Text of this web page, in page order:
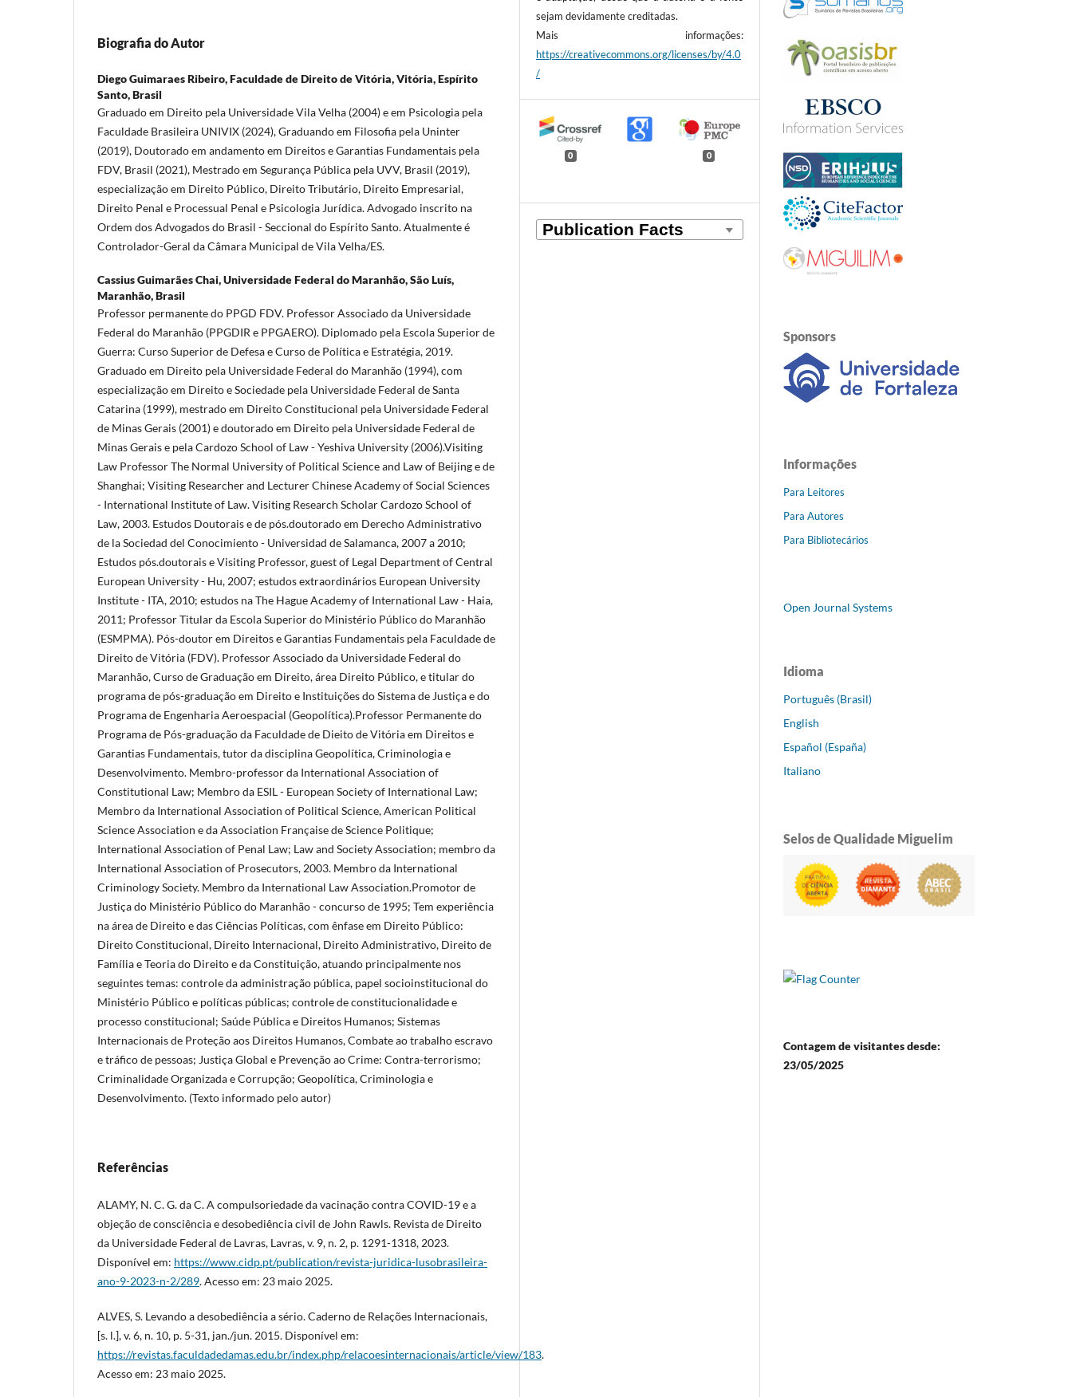
Biografia do Autor
Diego Guimaraes Ribeiro,Faculdade de Direito de Vitória, Vitória, Espírito
Santo, Brasil
Graduado em Direito pela Universidade Vila Velha (2004) e em Psicologia pela
Faculdade Brasileira UNIVIX (2024), Graduando em Filosofia pela Uninter
(2019), Doutorado em andamento em Direitos e Garantias Fundamentais pela
FDV, Brasil (2021), Mestrado em Segurança Pública pela UVV, Brasil (2019),
especialização em Direito Público, Direito Tributário, Direito Empresarial,
Direito Penal e Processual Penal e Psicologia Jurídica. Advogado inscrito na
Ordem dos Advogados do Brasil - Seccional do Espírito Santo. Atualmente é
Controlador-Geral da Câmara Municipal de Vila Velha/ES.
Cassius Guimarães Chai,Universidade Federal do Maranhão, São Luís,
Maranhão, Brasil
Professor permanente do PPGD FDV. Professor Associado da Universidade
Federal do Maranhão (PPGDIR e PPGAERO). Diplomado pela Escola Superior de
Guerra: Curso Superior de Defesa e Curso de Política e Estratégia, 2019.
Graduado em Direito pela Universidade Federal do Maranhão (1994), com
especialização em Direito e Sociedade pela Universidade Federal de Santa
Catarina (1999), mestrado em Direito Constitucional pela Universidade Federal
de Minas Gerais (2001) e doutorado em Direito pela Universidade Federal de
Minas Gerais e pela Cardozo School of Law - Yeshiva University (2006).Visiting
Law Professor The Normal University of Political Science and Law of Beijing e de
Shanghai; Visiting Researcher and Lecturer Chinese Academy of Social Sciences
- International Institute of Law. Visiting Research Scholar Cardozo School of
Law, 2003. Estudos Doutorais e de pós.doutorado em Derecho Administrativo
de la Sociedad del Conocimiento - Universidad de Salamanca, 2007 a 2010;
Estudos pós.doutorais e Visiting Professor, guest of Legal Department of Central
European University - Hu, 2007; estudos extraordinários European University
Institute - ITA, 2010; estudos na The Hague Academy of International Law - Haia,
2011; Professor Titular da Escola Superior do Ministério Público do Maranhão
(ESMPMA). Pós-doutor em Direitos e Garantias Fundamentais pela Faculdade de
Direito de Vitória (FDV). Professor Associado da Universidade Federal do
Maranhão, Curso de Graduação em Direito, área Direito Público, e titular do
programa de pós-graduação em Direito e Instituições do Sistema de Justiça e do
Programa de Engenharia Aeroespacial (Geopolítica).Professor Permanente do
Programa de Pós-graduação da Faculdade de Dieito de Vitória em Direitos e
Garantias Fundamentais, tutor da disciplina Geopolítica, Criminologia e
Desenvolvimento. Membro-professor da International Association of
Constitutional Law; Membro da ESIL - European Society of International Law;
Membro da International Association of Political Science, American Political
Science Association e da Association Française de Science Politique;
International Association of Penal Law; Law and Society Association; membro da
International Association of Prosecutors, 2003. Membro da International
Criminology Society. Membro da International Law Association.Promotor de
Justiça do Ministério Público do Maranhão - concurso de 1995; Tem experiência
na área de Direito e das Ciências Políticas, com ênfase em Direito Público:
Direito Constitucional, Direito Internacional, Direito Administrativo, Direito de
Família e Teoria do Direito e da Constituição, atuando principalmente nos
seguintes temas: controle da administração pública, papel socioinstitucional do
Ministério Público e políticas públicas; controle de constitucionalidade e
processo constitucional; Saúde Pública e Direitos Humanos; Sistemas
Internacionais de Proteção aos Direitos Humanos, Combate ao trabalho escravo
e tráfico de pessoas; Justiça Global e Prevenção ao Crime: Contra-terrorismo;
Criminalidade Organizada e Corrupção; Geopolítica, Criminologia e
Desenvolvimento. (Texto informado pelo autor)
Referências
ALAMY, N. C. G. da C. A compulsoriedade da vacinação contra COVID-19 e a
objeção de consciência e desobediência civil de John Rawls. Revista de Direito
da Universidade Federal de Lavras, Lavras, v. 9, n. 2, p. 1291-1318, 2023.
Disponível em: https://www.cidp.pt/publication/revista-juridica-lusobrasileira-
ano-9-2023-n-2/289. Acesso em: 23 maio 2025.
ALVES, S. Levando a desobediência a sério. Caderno de Relações Internacionais,
[s. l.], v. 6, n. 10, p. 5-31, jan./jun. 2015. Disponível em:
https://revistas.faculdadedamas.edu.br/index.php/relacoesinternacionais/article/view/183.
Acesso em: 23 maio 2025.
sejam devidamente creditadas.
Mais informações:
https://creativecommons.org/licenses/by/4.0
/
0 0
Sponsors
Informações
Para Leitores
Para Autores
Para Bibliotecários
Open Journal Systems
Idioma
Português (Brasil)
English
Español (España)
Italiano
Selos de Qualidade Miguelim
Contagem de visitantes desde:
23/05/2025